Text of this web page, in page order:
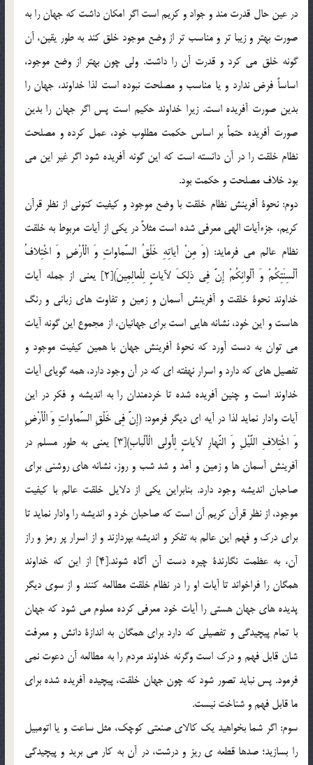
در عين حال قدرت مند و جواد و كريم است اگر امكان داشت كه جهان را به
صورت بهتر و زيبا تر و مناسب تر از وضع موجود خلق كند به طور يقين، آن
گونه خلق مي كرد و قدرت آن را داشت. ولي چون بهتر از وضع موجود،
اساساً فرض ندارد و يا مناسب و مصلحت نبوده است لذا خداوند، جهان را
بدين صورت آفريده است. زيرا خداوند حكيم است پس اگر جهان را بدين
صورت آفريده حتماً بر اساس حكمت مطلوب خود، عمل كرده و مصلحت
نظام خلقت را در آن دانسته است كه اين گونه آفريده شود اگر غير اين مي
بود خلاف مصلحت و حكمت بود.
دوم: نحوة آفرينش نظام خلقت با وضع موجود و كيفيت كنوني از نظر قرآن
كريم، جزء‌آيات الهي معرفي شده است مثلاً در يكي از آيات مربوط به خلقت
نظام عالم مي فرمايد: (وَ مِنْ آياتِهِ خَلْقُ السَّماواتِ وَ الْأَرْضِ وَ اخْتِلافُ
أَلْسِنَتِكُمْ وَ أَلْوانِكُمْ إِنَّ فِي ذلِكَ لآياتٍ لِلْعالِمِينَ)[2] يعني از جمله آيات
خداوند نحوة خلقت و آفرينش آسمان و زمين و تفاوت هاي زباني و رنگ
هاست و اين خود، نشانه هايي است براي جهانيان، از مجموع اين گونه آيات
مي توان به دست آورد كه نحوة آفرينش جهان با همين كيفيت موجود و
تفصيل هاي كه دارد و اسرار نهفته اي كه در آن وجود دارد، همه گوياي آيات
خداوند است و چنين آفريده شده تا خردمندان را به انديشه و فكر در اين
آيات وادار نمايد لذا در آيه اي ديگر فرمود: (إِنَّ فِي خَلْقِ السَّماواتِ وَ الْأَرْضِ
وَ اخْتِلافِ اللَّيْلِ وَ النَّهارِ لآياتٍ لِأُولِي الْأَلْبابِ)[3] يعني به طور مسلم در
آفرينش آسمان ها و زمين و آمد و شد شب و روز، نشانه هاي روشني براي
صاحبان انديشه وجود دارد. بنابراين يكي از دلايل خلقت عالم با كيفيت
موجود، از نظر قرآن كريم آن است كه صاحبان خرد و انديشه را وادار نمايد تا
براي درك و فهم اين عالم به تفكر و انديشه بپردازند و از اسرار پر رمز و راز
آن، به عظمت نگارندة چيره دست آن آگاه شوند.[4] از اين كه خداوند
همگان را فراخواند تا آيات او را در نظام خلقت مطالعه كنند و از سوي ديگر
پديده هاي جهان هستي را آيات خود معرفي كرده معلوم مي شود كه جهان
با تمام پيچيدگي و تفصيلي كه دارد براي همگان به اندازة دانش و معرفت
شان قابل فهم و درك است وگرنه خداوند مردم را به مطالعه آن دعوت نمي
فرمود. پس نبايد تصور شود كه چون جهان خلقت، پيچيده آفريده شده براي
ما قابل فهم و شناخت نيست.
سوم: اگر شما بخواهيد يك كالاي صنعتي كوچك، مثل ساعت و يا اتومبيل
را بسازيد؛ صدها قطعه ي ريز و درشت، در آن به كار مي بريد و پيچيدگي